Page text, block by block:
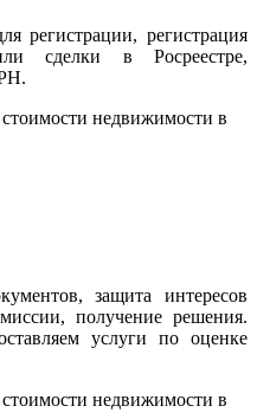
регистрации, регистрация
сделки в Росреестре,
недвижимости в
защита интересов
получение решения.
услуги по оценке
недвижимости в